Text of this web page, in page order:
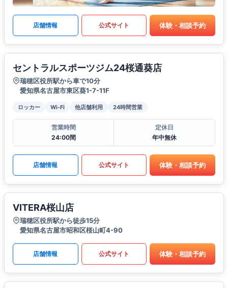
店舗情報 公式サイト 体験・相談予約
セントラルスポーツジム24桜通葵店
瑞穂区役所駅から車で10分
愛知県名古屋市東区葵1-7-11F
ロッカー Wi-Fi 他店舗利用 24時間営業
営業時間
24:00間
定休日
年中無休
店舗情報 公式サイト 体験・相談予約
VITERA桜山店
瑞穂区役所駅から徒歩15分
愛知県名古屋市昭和区桜山町4-90
店舗情報 公式サイト 体験・相談予約